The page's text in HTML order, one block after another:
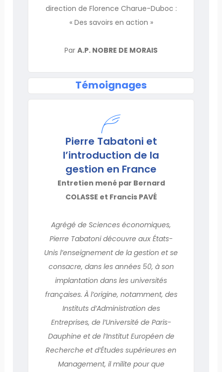
direction de Florence Charue-Duboc :
« Des savoirs en action »
Par A.P. NOBRE DE MORAIS
Témoignages
Pierre Tabatoni et
l’introduction de la
gestion en France
Entretien mené par Bernard
COLASSE et Francis PAVÉ
Agrégé de Sciences économiques,
Pierre Tabatoni découvre aux États-
Unis l’enseignement de la gestion et se
consacre, dans les années 50, à son
implantation dans les universités
françaises. À l’origine, notamment, des
Instituts d’Administration des
Entreprises, de l’Université de Paris-
Dauphine et de l’Institut Européen de
Recherche et d’Études supérieures en
Management, il milite pour que